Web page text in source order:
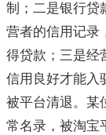
制；二是银行贷
营者的信用记录
得贷款；三是经
信用良好才能入
被平台清退。某
常名录，被淘宝